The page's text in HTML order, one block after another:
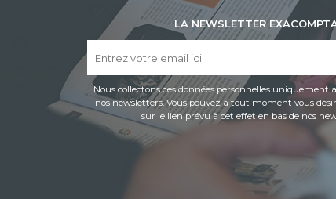
LA NEWSLETTER
Nous collectons ces données personnelles uniquement
nos newsletters. Vous pouvez à tout moment vous
sur le lien prévu à cet effet en bas de nos